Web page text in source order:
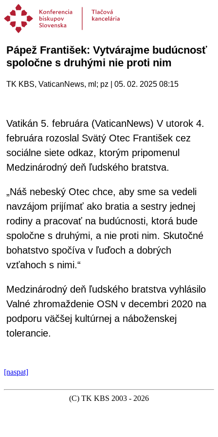
Pápež František: Vytvárajme budúcnosť
spoločne s druhými nie proti nim
TK KBS, VaticanNews, ml; pz | 05. 02. 2025 08:15
Vatikán 5. februára (VaticanNews) V utorok 4.
februára rozoslal Svätý Otec František cez
sociálne siete odkaz, ktorým pripomenul
Medzinárodný deň ľudského bratstva.
„Náš nebeský Otec chce, aby sme sa vedeli
navzájom prijímať ako bratia a sestry jednej
rodiny a pracovať na budúcnosti, ktorá bude
spoločne s druhými, a nie proti nim. Skutočné
bohatstvo spočíva v ľuďoch a dobrých
vzťahoch s nimi.“
Medzinárodný deň ľudského bratstva vyhlásilo
Valné zhromaždenie OSN v decembri 2020 na
podporu väčšej kultúrnej a náboženskej
tolerancie.
[naspat]
(C) TK KBS 2003 - 2026